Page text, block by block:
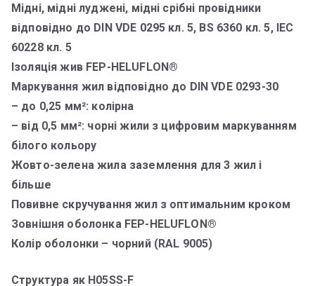
Мідні, мідні луджені, мідні срібні провідники
відповідно до DIN VDE 0295 кл. 5, BS 6360 кл. 5, IEC
60228 кл. 5
Ізоляція жив FEP-HELUFLON®
Маркування жил відповідно до DIN VDE 0293-30
– до 0,25 мм²: колірна
– від 0,5 мм²: чорні жили з цифровим маркуванням
білого кольору
Жовто-зелена жила заземлення для 3 жил і
більше
Повивне скручування жил з оптимальним кроком
Зовнішня оболонка FEP-HELUFLON®
Колір оболонки – чорний (RAL 9005)
Структура як H05SS-F